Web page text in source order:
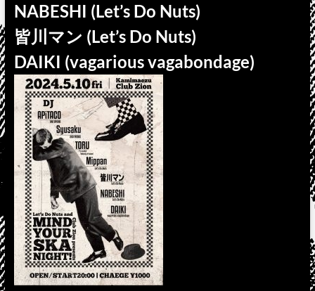
NABESHI (Let’s Do Nuts)
皆川マン (Let’s Do Nuts)
DAIKI (vagarious vagabondage)